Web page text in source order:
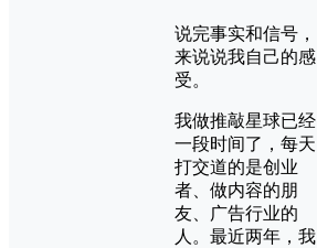
说完事实和信号，
来说说我自己的感
受。
我做推敲星球已经
一段时间了，每天
打交道的是创业
者、做内容的朋
友、广告行业的
人。最近两年，我